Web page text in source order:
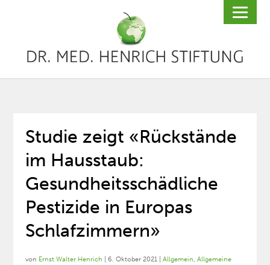
Studie zeigt «Rückstände
im Hausstaub:
Gesundheitsschädliche
Pestizide in Europas
Schlafzimmern»
von Ernst Walter Henrich |6. Oktober 2021 |Allgemein,Allgemeine